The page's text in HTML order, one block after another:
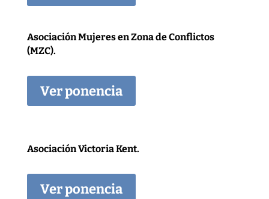
Asociación Mujeres en Zona de Conflictos
(MZC).
Ver ponencia
Asociación Victoria Kent.
Ver ponencia